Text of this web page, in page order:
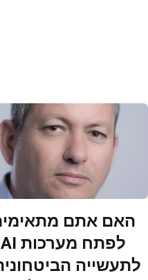
האם אתם
לפתח מערכות AI
לתעשייה